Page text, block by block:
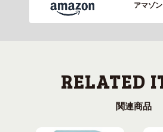
アマゾン
関連商品